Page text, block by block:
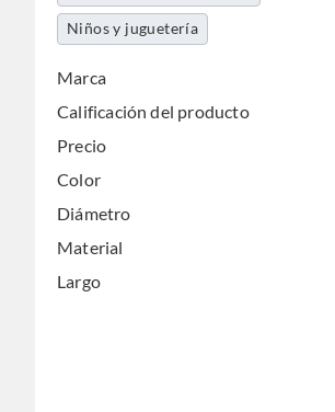
Niños y juguetería
Marca
Calificación del producto
Precio
Color
Diámetro
Material
Largo